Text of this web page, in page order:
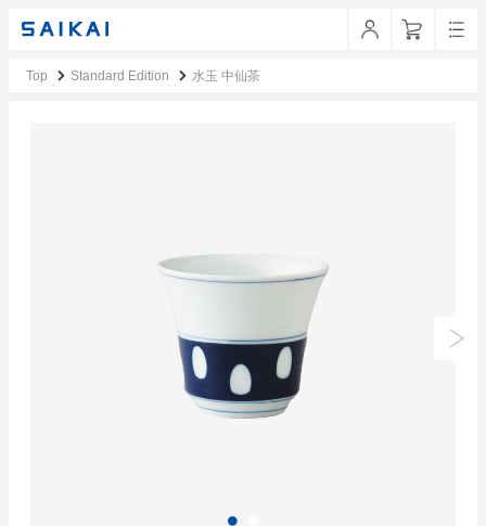
Top Standard Edition 水玉 中仙茶